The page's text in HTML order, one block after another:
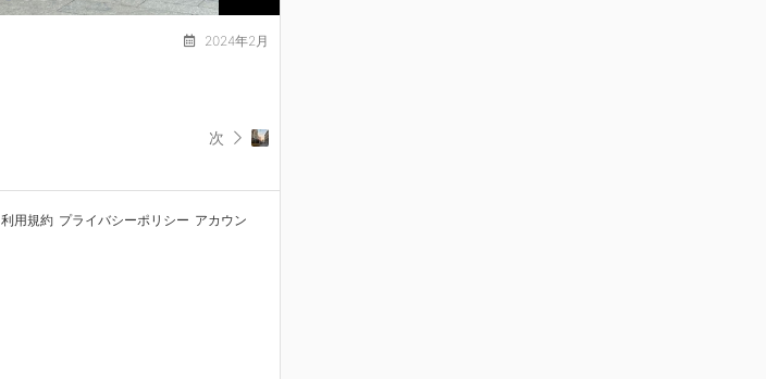
2024年2月
次
利用規約 プライバシーポリシー アカウン